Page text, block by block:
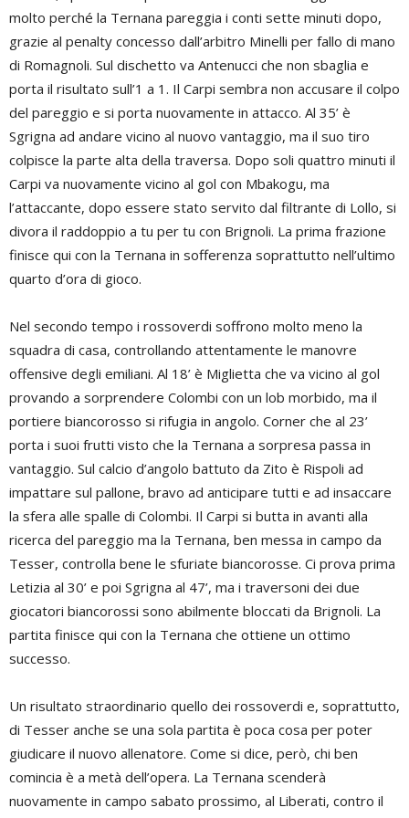
molto perché la Ternana pareggia i conti sette minuti dopo,
grazie al penalty concesso dall’arbitro Minelli per fallo di mano
di Romagnoli. Sul dischetto va Antenucci che non sbaglia e
porta il risultato sull’1 a 1. Il Carpi sembra non accusare il colpo
del pareggio e si porta nuovamente in attacco. Al 35’ è
Sgrigna ad andare vicino al nuovo vantaggio, ma il suo tiro
colpisce la parte alta della traversa. Dopo soli quattro minuti il
Carpi va nuovamente vicino al gol con Mbakogu, ma
l’attaccante, dopo essere stato servito dal filtrante di Lollo, si
divora il raddoppio a tu per tu con Brignoli. La prima frazione
finisce qui con la Ternana in sofferenza soprattutto nell’ultimo
quarto d’ora di gioco.
Nel secondo tempo i rossoverdi soffrono molto meno la
squadra di casa, controllando attentamente le manovre
offensive degli emiliani. Al 18’ è Miglietta che va vicino al gol
provando a sorprendere Colombi con un lob morbido, ma il
portiere biancorosso si rifugia in angolo. Corner che al 23’
porta i suoi frutti visto che la Ternana a sorpresa passa in
vantaggio. Sul calcio d’angolo battuto da Zito è Rispoli ad
impattare sul pallone, bravo ad anticipare tutti e ad insaccare
la sfera alle spalle di Colombi. Il Carpi si butta in avanti alla
ricerca del pareggio ma la Ternana, ben messa in campo da
Tesser, controlla bene le sfuriate biancorosse. Ci prova prima
Letizia al 30’ e poi Sgrigna al 47’, ma i traversoni dei due
giocatori biancorossi sono abilmente bloccati da Brignoli. La
partita finisce qui con la Ternana che ottiene un ottimo
successo.
Un risultato straordinario quello dei rossoverdi e, soprattutto,
di Tesser anche se una sola partita è poca cosa per poter
giudicare il nuovo allenatore. Come si dice, però, chi ben
comincia è a metà dell’opera. La Ternana scenderà
nuovamente in campo sabato prossimo, al Liberati, contro il